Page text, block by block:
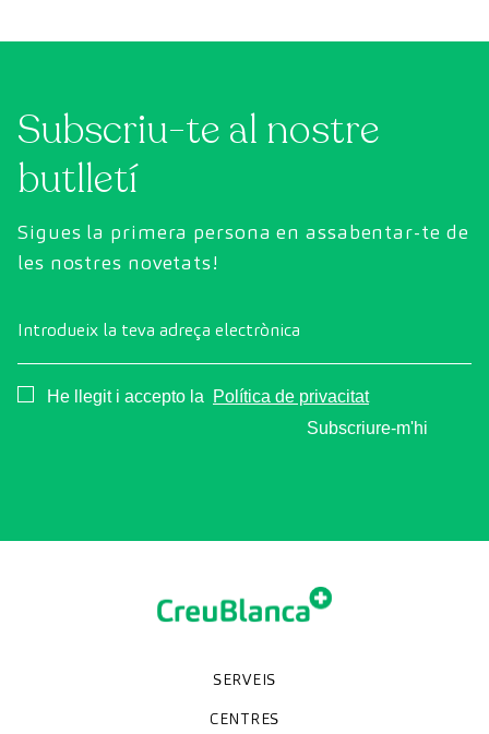
Subscriu-te al nostre
butlletí
Sigues la primera persona en assabentar-te de
les nostres novetats!
Introdueix la teva adreça electrònica
Consentimiento
He llegit i accepto la
Política de privacitat
Subscriure-m'hi
SERVEIS
Especialitats
Proves diagnòstiques
Revisions mèdiques
Unitats especialitzades
CENTRES